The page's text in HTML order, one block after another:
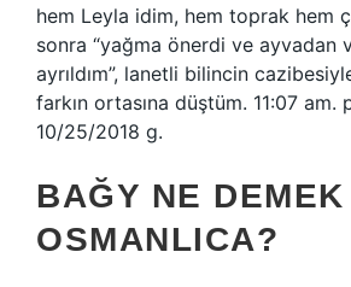
hem Leyla idim, hem toprak hem
sonra “yağma önerdi ve ayvadan
ayrıldım”, lanetli bilincin
farkın ortasına düştüm. 11:07 am.
10/25/2018 g.
BAĞY NE DEMEK
OSMANLICA?